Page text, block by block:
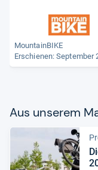
MountainBIKE
Erschienen: September
Aus unse­rem